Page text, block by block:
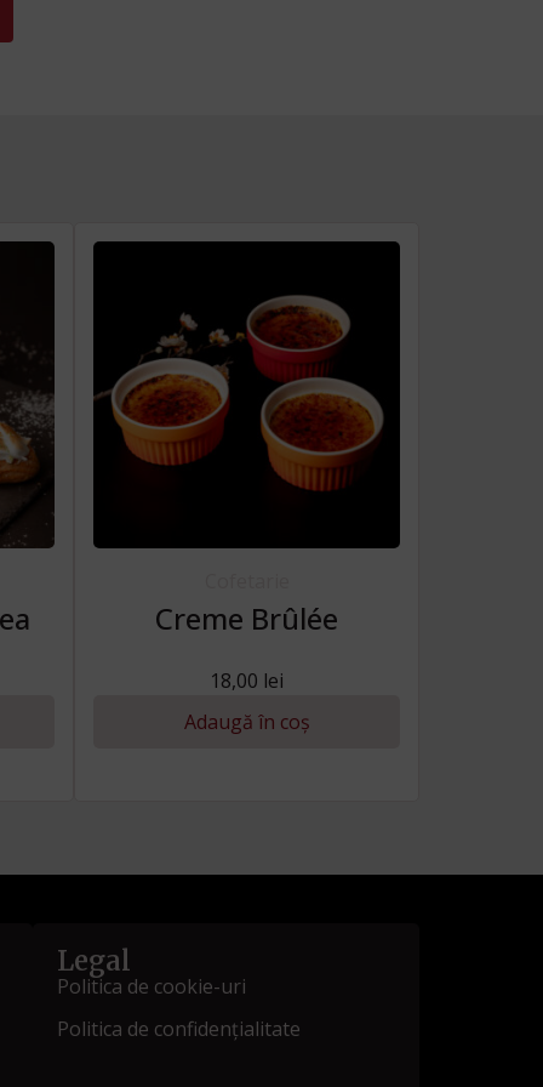
Creme Brûlée
18,00 lei
Adaugă în coș
Legal
Politica de cookie-uri
Politica de confidențialitate